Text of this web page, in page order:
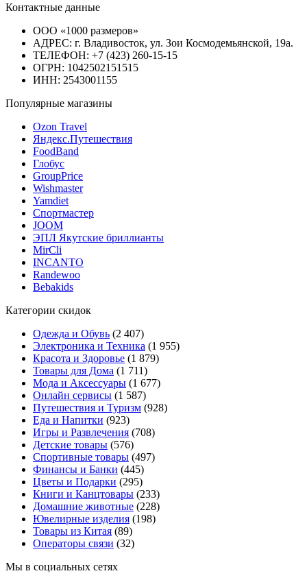
Контактные данные
ООО «1000 размеров»
АДРЕС: г. Владивосток, ул. Зои Космодемьянской, 19а.
ТЕЛЕФОН: +7 (423) 260-15-15
ОГРН: 1042502151515
ИНН: 2543001155
Популярные магазины
Ozon Travel
Яндекс.Путешествия
FoodBand
Глобус
GroupPrice
Wishmaster
Yamdiet
Спортмастер
JOOM
ЭПЛ Якутские бриллианты
MirCli
INCANTO
Randewoo
Bebakids
Категории скидок
Одежда и Обувь (2 407)
Электроника и Техника (1 955)
Красота и Здоровье (1 879)
Товары для Дома (1 711)
Мода и Аксессуары (1 677)
Онлайн сервисы (1 587)
Путешествия и Туризм (928)
Еда и Напитки (923)
Игры и Развлечения (708)
Детские товары (576)
Спортивные товары (497)
Финансы и Банки (445)
Цветы и Подарки (295)
Книги и Канцтовары (233)
Домашние животные (228)
Ювелирные изделия (198)
Товары из Китая (89)
Операторы связи (32)
Мы в социальных сетях